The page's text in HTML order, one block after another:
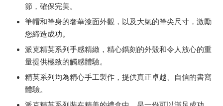
節，確保完美。
筆帽和筆身的奢華漆面外觀，以及大氣的筆尖尺寸，激勵
您締造成功。
派克精英系列手感精緻，精心鐫刻的外殼和令人放心的重
量提供極致的觸感體驗。
精英系列均為精心手工製作，提供真正卓越、自信的書寫
體驗。